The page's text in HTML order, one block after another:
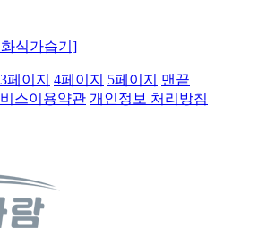
식가습기]
3페이지 4페이지 5페이지
맨끝
스이용약관 개인정보 처리방침